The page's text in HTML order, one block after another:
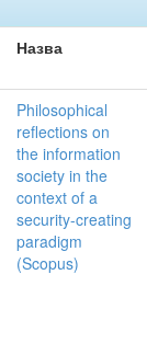
Назва
Philosophical
reflections on
the information
society in the
context of a
security-creating
paradigm
(Scopus)